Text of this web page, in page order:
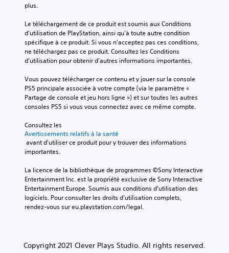
plus.
Le téléchargement de ce produit est soumis aux Conditions
d'utilisation de PlayStation, ainsi qu'à toute autre condition
spécifique à ce produit. Si vous n'acceptez pas ces conditions,
ne téléchargez pas ce produit. Consultez les Conditions
d'utilisation pour obtenir d'autres informations importantes.
Vous pouvez télécharger ce contenu et y jouer sur la console
PS5 principale associée à votre compte (via le paramètre «
Partage de console et jeu hors ligne ») et sur toutes les autres
consoles PS5 si vous vous connectez avec ce même compte.
Consultez les
Avertissements relatifs à la santé
importantes.
La licence de la bibliothèque de programmes ©Sony Interactive
Entertainment Inc. est la propriété exclusive de Sony Interactive
Entertainment Europe. Soumis aux conditions d’utilisation des
logiciels. Pour consulter les droits d’utilisation complets,
rendez-vous sur eu.playstation.com/legal.
Copyright 2021 Clever Plays Studio. All rights reserved.